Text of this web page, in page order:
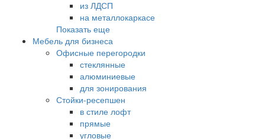
из ЛДСП
на металлокаркасе
Показать еще
Мебель для бизнеса
Офисные перегородки
стеклянные
алюминиевые
для зонирования
Стойки-ресепшен
в стиле лофт
прямые
угловые